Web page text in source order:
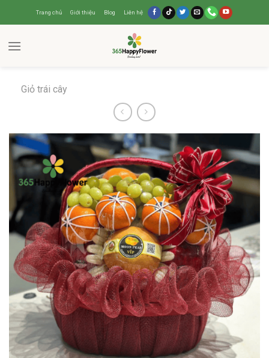
Trang chủ Giới thiệu Blog Liên hệ
Giỏ trái cây